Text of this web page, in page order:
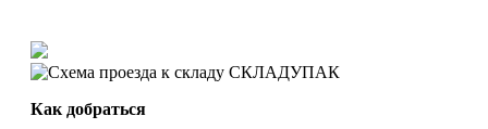
Как добраться